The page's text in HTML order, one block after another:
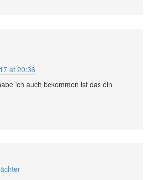
at 20:36
ich auch bekommen ist das ein